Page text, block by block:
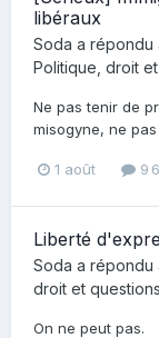
libéraux
Soda a répondu
Politique, droit
Ne pas tenir de
misogyne, ne
1 août 9
Liberté
Soda a répondu
droit et
On ne peut pas.